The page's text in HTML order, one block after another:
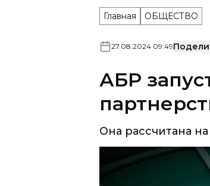
Главная ОБЩЕСТВО
27 08 2024 09:49
АБР
Она рассчитана на